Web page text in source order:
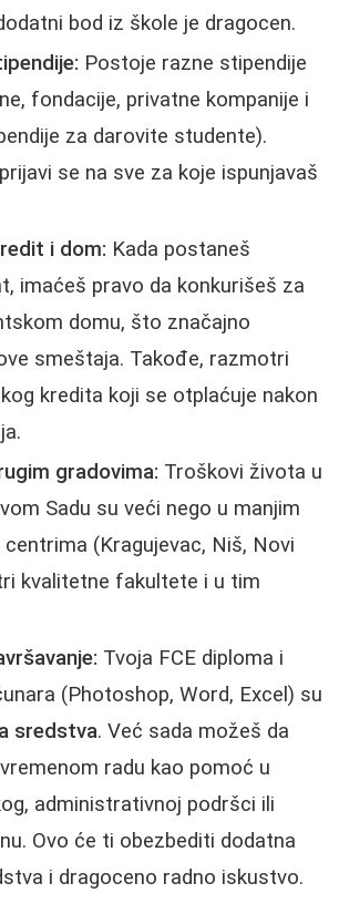
bod iz škole je dragocen.
Postoje razne stipendije
fondacije, privatne kompanije i
za darovite studente).
se na sve za koje ispunjavaš
i dom: Kada postaneš
imaćeš pravo da konkurišeš za
domu, što značajno
smeštaja. Takođe, razmotri
kredita koji se otplaćuje nakon
gradovima: Troškovi života u
Sadu su veći nego u manjim
(Kragujevac, Niš, Novi
kvalitetne fakultete i u tim
Tvoja FCE diploma i
(Photoshop, Word, Excel) su
sredstva. Već sada možeš da
radu kao pomoć u
administrativnoj podršci ili
Ovo će ti obezbediti dodatna
i dragoceno radno iskustvo.